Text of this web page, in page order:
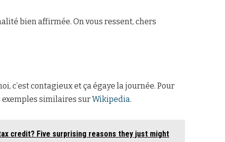
bien affirmée. On vous ressent, chers
c’est contagieux et ça égaye la journée. Pour
similaires surWikipedia.
credit? Five surprising reasons they just might